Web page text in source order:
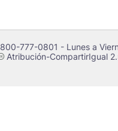
777-0801 - Lunes a
Atribución-CompartirIgual